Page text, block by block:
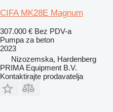
CIFA MK28E Magnum
307.000 € Bez PDV-a
Pumpa za beton
2023
Nizozemska, Hardenberg
PRIMA Equipment B.V.
Kontaktirajte prodavatelja